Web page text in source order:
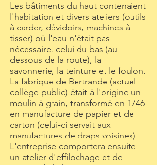
Les bâtiments du haut contenaient
l'habitation et divers ateliers (outils
à carder, dévidoirs, machines à
tisser) où l'eau n'était pas
nécessaire, celui du bas (au-
dessous de la route), la
savonnerie, la teinture et le foulon.
La fabrique de Bertrande (actuel
collège public) était à l'origine un
moulin à grain, transformé en 1746
en manufacture de papier et de
carton (celui-ci servait aux
manufactures de draps voisines).
L'entreprise comportera ensuite
un atelier d'effilochage et de